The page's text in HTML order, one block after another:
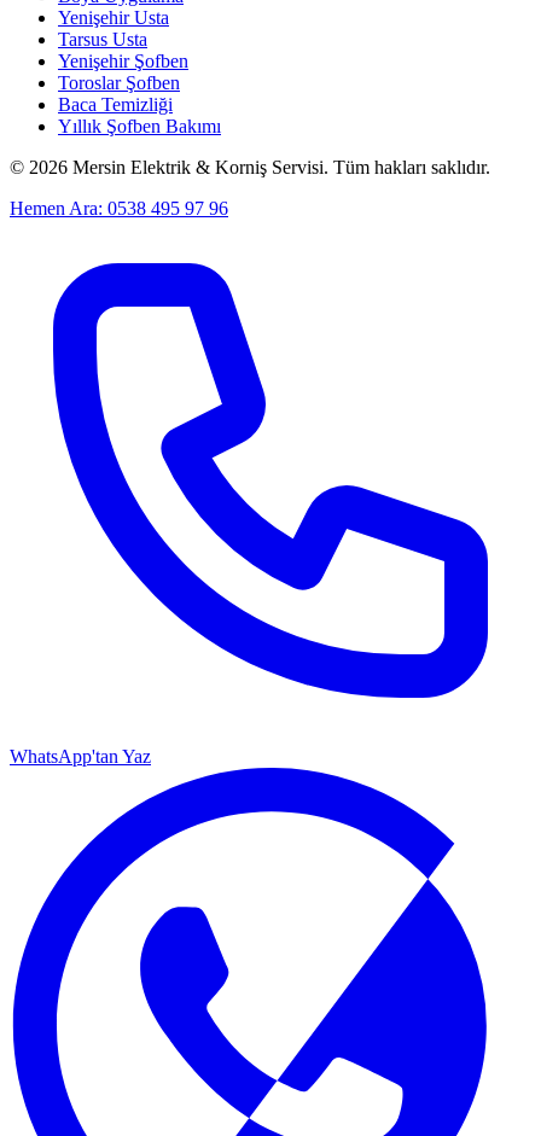
Yenişehir Usta
Tarsus Usta
Yenişehir Şofben
Toroslar Şofben
Baca Temizliği
Yıllık Şofben Bakımı
© 2026 Mersin Elektrik & Korniş Servisi. Tüm hakları saklıdır.
Hemen Ara: 0538 495 97 96
WhatsApp'tan Yaz